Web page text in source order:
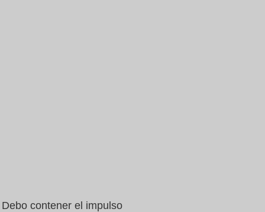
Debo contener el impulso